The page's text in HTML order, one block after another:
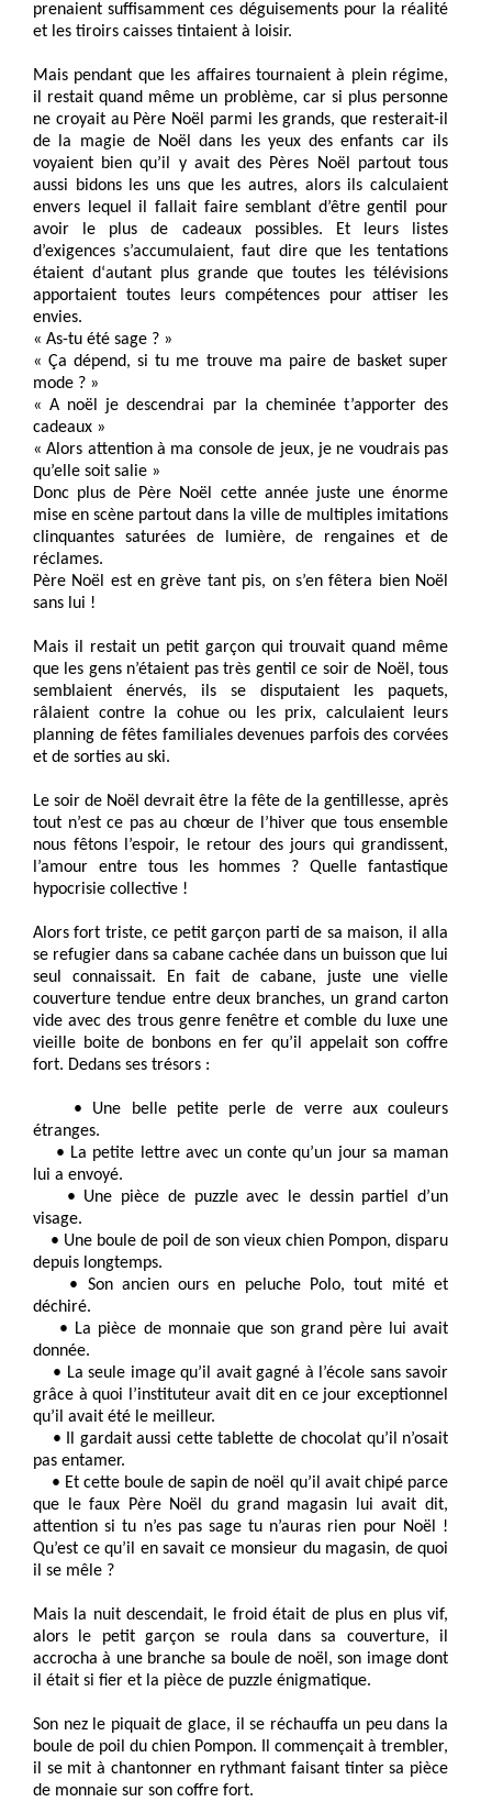
prenaient suffisamment ces déguisements pour la réalité
et les tiroirs caisses tintaient à loisir.
Mais pendant que les affaires tournaient à plein régime,
il restait quand même un problème, car si plus personne
ne croyait au Père Noël parmi les grands, que resterait-il
de la magie de Noël dans les yeux des enfants car ils
voyaient bien qu’il y avait des Pères Noël partout tous
aussi bidons les uns que les autres, alors ils calculaient
envers lequel il fallait faire semblant d’être gentil pour
avoir le plus de cadeaux possibles. Et leurs listes
d’exigences s’accumulaient, faut dire que les tentations
étaient d‘autant plus grande que toutes les télévisions
apportaient toutes leurs compétences pour attiser les
envies.
« As-tu été sage ? »
« Ça dépend, si tu me trouve ma paire de basket super
mode ? »
« A noël je descendrai par la cheminée t’apporter des
cadeaux »
« Alors attention à ma console de jeux, je ne voudrais pas
qu’elle soit salie »
Donc plus de Père Noël cette année juste une énorme
mise en scène partout dans la ville de multiples imitations
clinquantes saturées de lumière, de rengaines et de
réclames.
Père Noël est en grève tant pis, on s’en fêtera bien Noël
sans lui !
Mais il restait un petit garçon qui trouvait quand même
que les gens n’étaient pas très gentil ce soir de Noël, tous
semblaient énervés, ils se disputaient les paquets,
râlaient contre la cohue ou les prix, calculaient leurs
planning de fêtes familiales devenues parfois des corvées
et de sorties au ski.
Le soir de Noël devrait être la fête de la gentillesse, après
tout n’est ce pas au chœur de l’hiver que tous ensemble
nous fêtons l’espoir, le retour des jours qui grandissent,
l’amour entre tous les hommes ? Quelle fantastique
hypocrisie collective !
Alors fort triste, ce petit garçon parti de sa maison, il alla
se refugier dans sa cabane cachée dans un buisson que lui
seul connaissait. En fait de cabane, juste une vielle
couverture tendue entre deux branches, un grand carton
vide avec des trous genre fenêtre et comble du luxe une
vieille boite de bonbons en fer qu’il appelait son coffre
fort. Dedans ses trésors :
• Une belle petite perle de verre aux couleurs
étranges.
• La petite lettre avec un conte qu’un jour sa maman
lui a envoyé.
• Une pièce de puzzle avec le dessin partiel d’un
visage.
• Une boule de poil de son vieux chien Pompon, disparu
depuis longtemps.
• Son ancien ours en peluche Polo, tout mité et
déchiré.
• La pièce de monnaie que son grand père lui avait
donnée.
• La seule image qu’il avait gagné à l’école sans savoir
grâce à quoi l’instituteur avait dit en ce jour exceptionnel
qu’il avait été le meilleur.
• Il gardait aussi cette tablette de chocolat qu’il n’osait
pas entamer.
• Et cette boule de sapin de noël qu’il avait chipé parce
que le faux Père Noël du grand magasin lui avait dit,
attention si tu n’es pas sage tu n’auras rien pour Noël !
Qu’est ce qu’il en savait ce monsieur du magasin, de quoi
il se mêle ?
Mais la nuit descendait, le froid était de plus en plus vif,
alors le petit garçon se roula dans sa couverture, il
accrocha à une branche sa boule de noël, son image dont
il était si fier et la pièce de puzzle énigmatique.
Son nez le piquait de glace, il se réchauffa un peu dans la
boule de poil du chien Pompon. Il commençait à trembler,
il se mit à chantonner en rythmant faisant tinter sa pièce
de monnaie sur son coffre fort.